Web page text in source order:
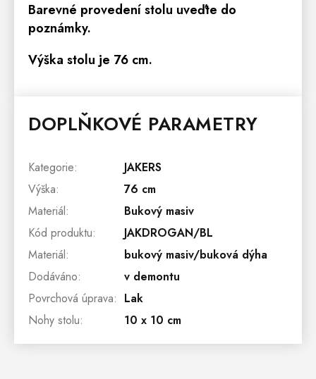
Barevné provedení stolu uveďte do
poznámky.
Výška stolu je 76 cm.
DOPLŇKOVÉ PARAMETRY
Kategorie:
JAKERS
Výška:
76 cm
Materiál:
Bukový masiv
Kód produktu:
JAKDROGAN/BL
Materiál:
bukový masiv/buková dýha
Dodáváno:
v demontu
Povrchová úprava: Lak
Nohy stolu: 10 x 10 cm